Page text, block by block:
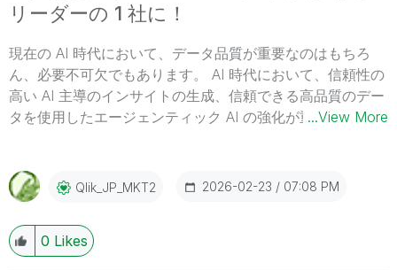
リーダーの 1 社に！
現在の AI 時代において、データ品質が重要なのはもちろ
ん、必要不可欠でもあります。 AI 時代において、信頼性の
高い AI 主導のインサイトの生成、信頼できる高品質のデー
タを使用したエージェンティック AI の強化が重視されてい
社は、「2026年 Gartner® 拡張データ品質ソリューション
Magic Quadrant」を発表しました。Gartner 社が評価した
13 社のデータ品質ベンダーの中で、Qlik は今回で 7 回目と
なるリーダーの 1 社に評価されました。 自社のビジネスニ
...View More
Qlik_JP_MKT2 2026-02-23 07:08 PM
0 Likes